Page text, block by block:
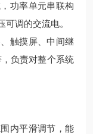
功率单元串联构
调的交流电。
触摸屏、中间继
负责对整个系统
内平滑调节，能